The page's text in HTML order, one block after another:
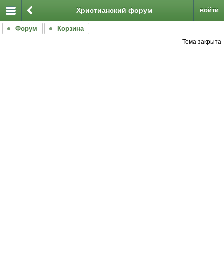
войти
Христианский форум
Форум Корзина
Тема закрыта